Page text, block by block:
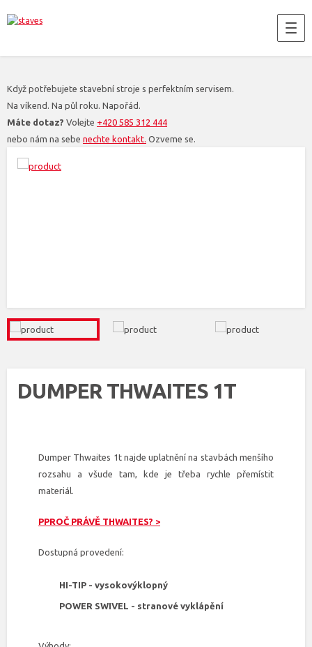
Když potřebujete stavební stroje s perfektním servisem.
Na víkend. Na půl roku. Napořád.
Máte dotaz? Volejte +420 585 312 444
nebo nám na sebe nechte kontakt. Ozveme se.
DUMPER THWAITES 1T
Dumper Thwaites 1t najde uplatnění na stavbách menšího
rozsahu a všude tam, kde je třeba rychle přemístit
materiál.
PPROČ PRÁVĚ THWAITES? >
Dostupná provedení:
HI-TIP - vysokovýklopný
POWER SWIVEL - stranové vyklápění